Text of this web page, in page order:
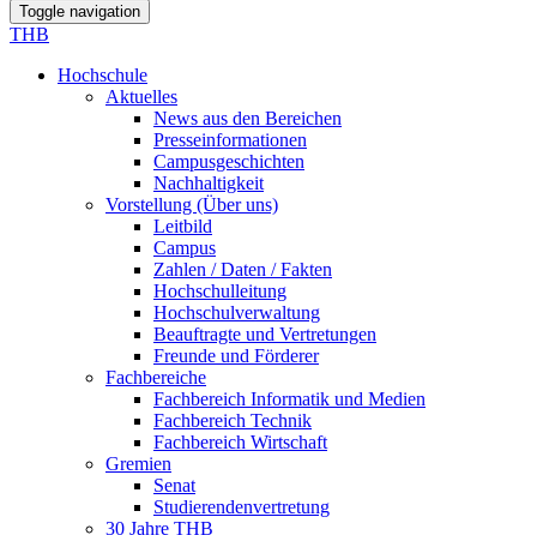
Toggle navigation
THB
Hochschule
Aktuelles
News aus den Bereichen
Presseinformationen
Campusgeschichten
Nachhaltigkeit
Vorstellung (Über uns)
Leitbild
Campus
Zahlen / Daten / Fakten
Hochschulleitung
Hochschulverwaltung
Beauftragte und Vertretungen
Freunde und Förderer
Fachbereiche
Fachbereich Informatik und Medien
Fachbereich Technik
Fachbereich Wirtschaft
Gremien
Senat
Studierendenvertretung
30 Jahre THB